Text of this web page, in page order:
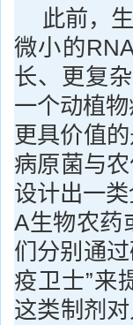
此前，
微小的
长、更复
一个动植物
更具价值
病原菌与
设计出一
A生物农药
们分别通
疫卫士”来
这类制剂